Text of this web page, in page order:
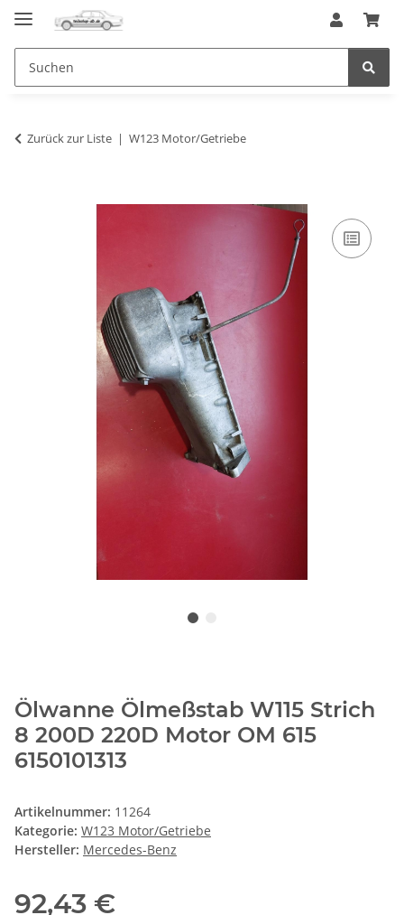
Zurück zur Liste W123 Motor/Getriebe
Ölwanne Ölmeßstab W115 Strich
8 200D 220D Motor OM 615
6150101313
Artikelnummer: 11264
Kategorie: W123 Motor/Getriebe
Hersteller: Mercedes-Benz
92,43 €